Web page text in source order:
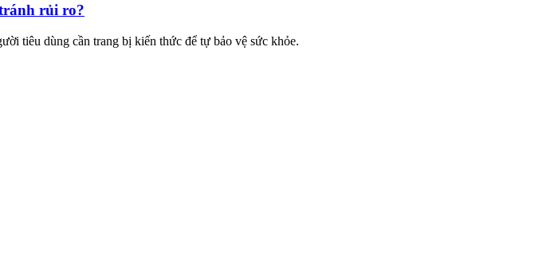
rủi ro?
tiêu dùng cần trang bị kiến thức để tự bảo vệ sức khỏe.